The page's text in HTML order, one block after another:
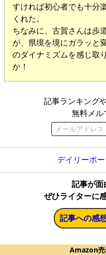
すければ初心者でも十分
くれた。
ちなみに、古賀さんは歩
が、県境を境にガラッと
のダイナミズムを感じ取
か！
記事ランキング
無料メル
デイリーポ
記事が面
ぜひライターに
記事への感
Amazon売